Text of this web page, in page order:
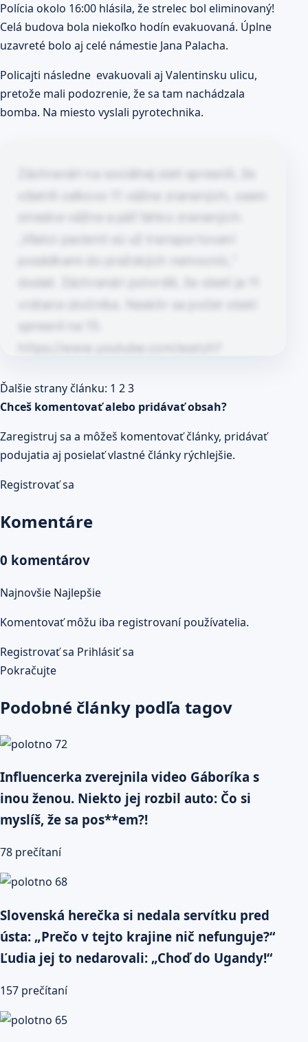
Polícia okolo 16:00 hlásila, že strelec bol eliminovaný!
Celá budova bola niekoľko hodín evakuovaná. Úplne
uzavreté bolo aj celé námestie Jana Palacha.
Policajti následne evakuovali aj Valentinsku ulicu,
pretože mali podozrenie, že sa tam nachádzala
bomba. Na miesto vyslali pyrotechnika.
Článok pokračuje po kliknutí
Prečítaj celý článok
Ďalšie strany článku: 1 23
Chceš komentovať alebo pridávať obsah?
Zaregistruj sa a môžeš komentovať články, pridávať
podujatia aj posielať vlastné články rýchlejšie.
Registrovať sa
Komentáre
0 komentárov
Najnovšie Najlepšie
Komentovať môžu iba registrovaní používatelia.
Registrovať sa Prihlásiť sa
Pokračujte
Podobné články podľa tagov
Influencerka zverejnila video Gáboríka s
inou ženou. Niekto jej rozbil auto: Čo si
myslíš, že sa pos**em?!
78 prečítaní
Slovenská herečka si nedala servítku pred
ústa: „Prečo v tejto krajine nič nefunguje?“
Ľudia jej to nedarovali: „Choď do Ugandy!“
157 prečítaní